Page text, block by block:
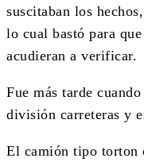
suscitaban los
lo cual bastó para
acudieran a verificar.
Fue más tarde
división carreteras y
El camión tipo torton